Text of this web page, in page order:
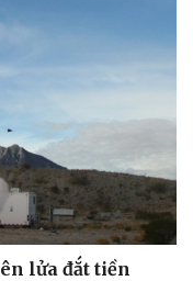
lửa đắt tiền